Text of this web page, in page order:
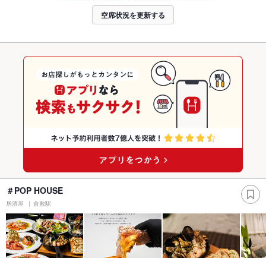
空席状況を更新する
＃POP HOUSE
居酒屋 倉敷駅